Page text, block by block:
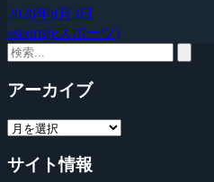
2026年8月3日
esports(eスポーツ)
アーカイブ
サイト情報